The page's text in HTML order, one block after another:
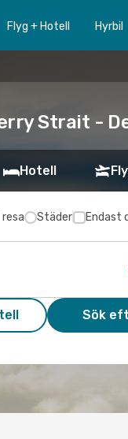
Flyg + Hotell Hyrbil
Strait -
Hotell
resa Städer Endast
Sök